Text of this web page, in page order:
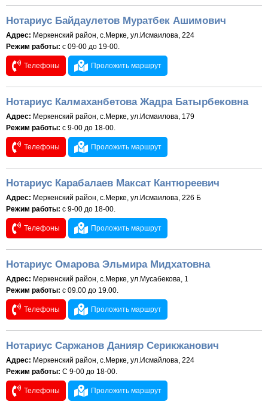
Нотариус Байдаулетов Муратбек Ашимович
Адрес: Меркенский район, с.Мерке, ул.Исмаилова, 224
Режим работы: с 09-00 до 19-00.
Телефоны Проложить маршрут
Нотариус Калмаханбетова Жадра Батырбековна
Адрес: Меркенский район, с.Мерке, ул.Исмаилова, 179
Режим работы: с 9-00 до 18-00.
Телефоны Проложить маршрут
Нотариус Карабалаев Максат Кантюреевич
Адрес: Меркенский район, с.Мерке, ул.Исмаилова, 226 Б
Режим работы: с 9-00 до 18-00.
Телефоны Проложить маршрут
Нотариус Омарова Эльмира Мидхатовна
Адрес: Меркенский район, с.Мерке, ул.Мусабекова, 1
Режим работы: с 09.00 до 19.00.
Телефоны Проложить маршрут
Нотариус Саржанов Данияр Серикжанович
Адрес: Меркенский район, с.Мерке, ул.Исмайлова, 224
Режим работы: С 9-00 до 18-00.
Телефоны Проложить маршрут